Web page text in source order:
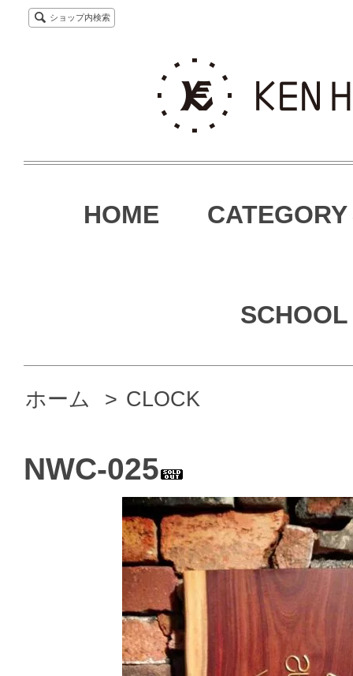
ショップ内検索
HOME CATEGORY
SCHOOL
ホーム > CLOCK
NWC-025